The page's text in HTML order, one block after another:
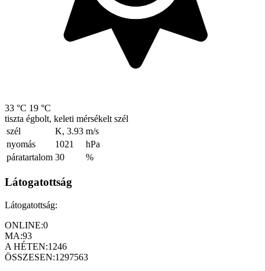
33 °C 19 °C
tiszta égbolt, keleti mérsékelt szél
szél
K, 3.93 m/s
nyomás
1021
hPa
páratartalom 30 %
Látogatottság
Látogatottság:
ONLINE:0
MA:93
A HÉTEN:1246
ÖSSZESEN:1297563